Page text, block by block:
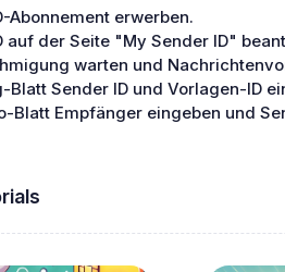
Abonnement erwerben.
auf der Seite "My Sender ID"
warten und
Blatt Sender ID und Vorlagen-ID
Blatt Empfänger eingeben und